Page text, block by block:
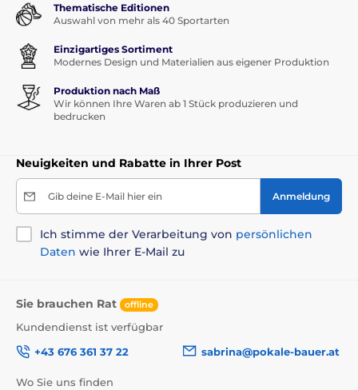
Thematische Editionen
Auswahl von mehr als 40 Sportarten
Einzigartiges Sortiment
Modernes Design und Materialien aus eigener Produktion
Produktion nach Maß
Wir können Ihre Waren ab 1 Stück produzieren und
bedrucken
Neuigkeiten und Rabatte in Ihrer Post
Gib deine E-Mail hier ein Anmeldung
Ich stimme der Verarbeitung von persönlichen
Daten wie Ihrer E-Mail zu
Sie brauchen Rat offline
Kundendienst ist verfügbar
+43 676 361 37 22
sabrina@pokale-bauer.at
Wo Sie uns finden